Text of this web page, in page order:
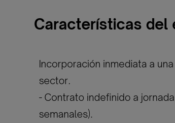
Características del
Incorporación inmediata a
sector.
- Contrato indefinido a
semanales).